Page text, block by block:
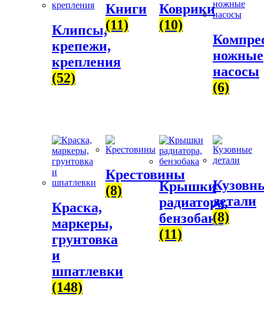
Клипсы,
крепежи,
крепления
(52)
Книги
(11)
Коврики
(10)
ножные
насосы
(6)
Краска,
маркеры,
грунтовка
и
шпатлевки
(148)
Крестовины
(8)
Крышки
радиатора,
бензобака
(11)
детали
(8)